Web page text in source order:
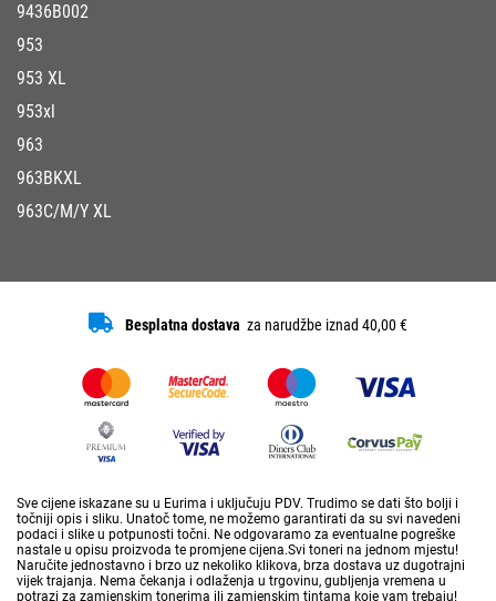
9436B002
953
953 XL
953xl
963
963BKXL
963C/M/Y XL
Besplatna dostava za narudžbe iznad 40,00 €
Sve cijene iskazane su u Eurima i uključuju PDV. Trudimo se dati što bolji i
točniji opis i sliku. Unatoč tome, ne možemo garantirati da su svi navedeni
podaci i slike u potpunosti točni. Ne odgovaramo za eventualne pogreške
nastale u opisu proizvoda te promjene cijena.Svi toneri na jednom mjestu!
Naručite jednostavno i brzo uz nekoliko klikova, brza dostava uz dugotrajni
vijek trajanja. Nema čekanja i odlaženja u trgovinu, gubljenja vremena u
potrazi za zamjenskim tonerima ili zamjenskim tintama koje vam trebaju!